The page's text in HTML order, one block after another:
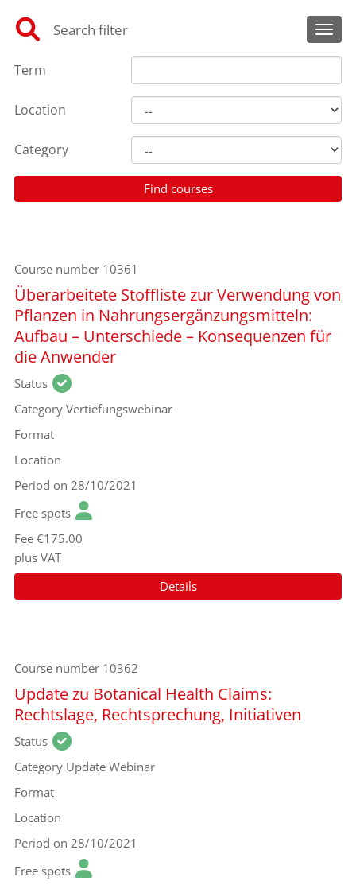
Search filter
Term
Location
Category
Course number 10361
Überarbeitete Stoffliste zur Verwendung von
Pflanzen in Nahrungsergänzungsmitteln:
Aufbau – Unterschiede – Konsequenzen für
die Anwender
Status
Category Vertiefungswebinar
Format
Location
Period on 28/10/2021
Free spots
Fee €175.00
plus VAT
Details
Course number 10362
Update zu Botanical Health Claims:
Rechtslage, Rechtsprechung, Initiativen
Status
Category Update Webinar
Format
Location
Period on 28/10/2021
Free spots